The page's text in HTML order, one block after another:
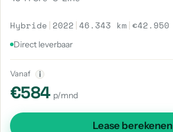
Hybride | 2022 |46.343 km |€42.950
Direct leverbaar
Vanaf i
€584 p/mnd
Lease berekenen